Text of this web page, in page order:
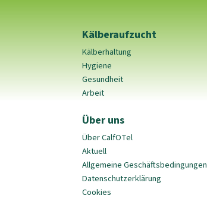
Kälberaufzucht
Kälberhaltung
Hygiene
Gesundheit
Arbeit
Über uns
Über CalfOTel
Aktuell
Allgemeine Geschäftsbedingungen
Datenschutzerklärung
Cookies